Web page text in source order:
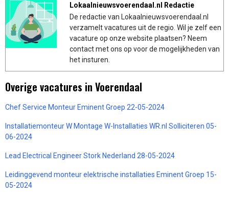
Lokaalnieuwsvoerendaal.nl Redactie
De redactie van Lokaalnieuwsvoerendaal.nl
verzamelt vacatures uit de regio. Wil je zelf een
vacature op onze website plaatsen? Neem
contact met ons op voor de mogelijkheden van
het insturen.
Overige vacatures in Voerendaal
Chef Service Monteur Eminent Groep 22-05-2024
Installatiemonteur W Montage W-Installaties WR.nl Solliciteren 05-
06-2024
Lead Electrical Engineer Stork Nederland 28-05-2024
Leidinggevend monteur elektrische installaties Eminent Groep 15-
05-2024